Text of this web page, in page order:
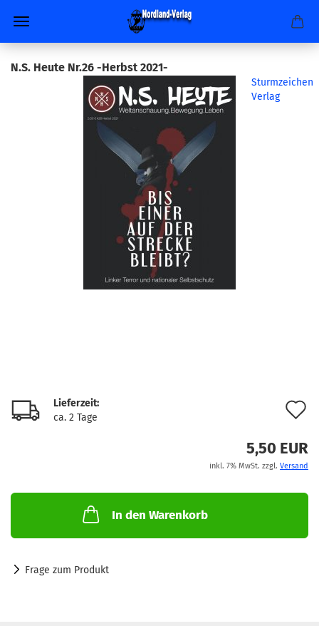
N.S. Heute Nr.26 -Herbst 2021-
Sturmzeichen
Verlag
Lieferzeit:
ca. 2 Tage
5,50 EUR
inkl. 7% MwSt. zzgl. Versand
In den Warenkorb
Frage zum Produkt